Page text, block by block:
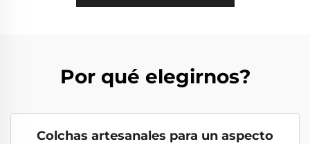
Por qué elegirnos?
Colchas artesanales para un aspecto